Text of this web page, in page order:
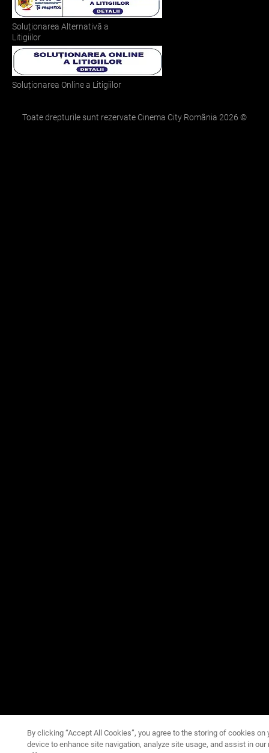
Soluționarea Alternativă a
Litigiilor
Soluționarea Online a Litigiilor
Toate drepturile sunt rezervate Cinema City România 2026 ©
By clicking “Accept All Cookies”, you agree to the storing of cookies on
device to enhance site navigation, analyze site usage, and assist in our